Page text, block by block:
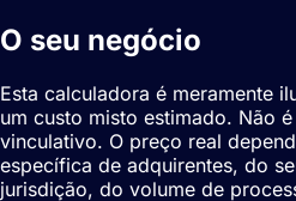
O seu negócio
Esta calculadora é meramente
um custo misto estimado. Não
vinculativo. O preço real
específica de adquirentes, do
jurisdição, do volume de